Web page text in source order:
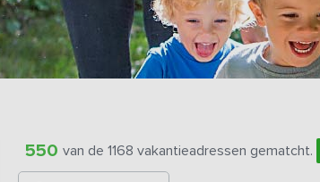
550 van de 1168 vakantieadressen gematcht.